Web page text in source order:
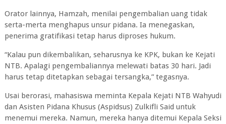
Orator lainnya, Hamzah, menilai pengembalian uang tidak
serta-merta menghapus unsur pidana. Ia menegaskan,
penerima gratifikasi tetap harus diproses hukum.
“Kalau pun dikembalikan, seharusnya ke KPK, bukan ke Kejati
NTB. Apalagi pengembaliannya melewati batas 30 hari. Jadi
harus tetap ditetapkan sebagai tersangka,” tegasnya.
Usai berorasi, mahasiswa meminta Kepala Kejati NTB Wahyudi
dan Asisten Pidana Khusus (Aspidsus) Zulkifli Said untuk
menemui mereka. Namun, mereka hanya ditemui Kepala Seksi